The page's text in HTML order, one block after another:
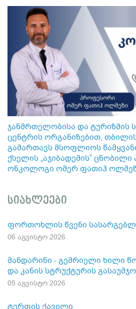
ჯანმრთელობისა და ტურიზმის
ცენტრის ორგანიზებით,
გამართავს მსოფლიოს
ქსელის „აჯიბადემის“
ონკოლოგი ომერ ფათიჰ
სიახლეები
ფორთოხლის წვენი
06 აგვისტო 2026
მანდარინი - გემრიელი ხილი
და კანის სტრუქტურის
05 აგვისტო 2026
ტერფის ქავილი